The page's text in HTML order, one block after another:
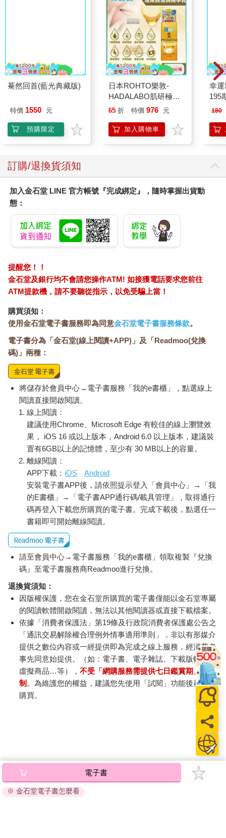
驀然回首(藍光典藏版)
特價 1550 元
預購限定
日本ROHTO樂敦-
HADALABO肌研極潤
金緻7重玻尿酸高效保
140ml/金瓶(Premium
臉部肌膚護理乳霜,素
65 折 特價 976 元
加入購物車
180
訂購/退換貨須知
加入金石堂 LINE 官方帳號『完成綁定』，隨時掌握出貨動
態：
提醒您！！
金石堂及銀行均不會請您操作ATM! 如接獲電話要求您前往
ATM提款機，請不要聽從指示，以免受騙上當！
購買須知：
使用金石堂電子書服務即為同意金石堂電子書服務條款。
電子書分為「金石堂(線上閱讀+APP)」及「Readmoo(兌換
碼)」兩種：
將儲存於會員中心→電子書服務「我的e書櫃」，點選線上
閱讀直接開啟閱讀。
線上閱讀：
建議使用Chrome、Microsoft Edge 有較佳的線上瀏覽效
果， iOS 16 或以上版本，Android 6.0 以上版本，建議裝
置有6GB以上的記憶體，至少有 30 MB以上的容量。
離線閱讀：
APP下載： iOS
Android
安裝電子書APP後，請依照提示登入「會員中心」→「我
的E書櫃」→「電子書APP通行碼/載具管理」，取得通行
碼再登入下載您所購買的電子書。完成下載後，點選任一
書籍即可開始離線閱讀。
請至會員中心→電子書服務「我的e書櫃」領取複製『兌換
碼』至電子書服務商Readmoo進行兌換。
退換貨須知：
因版權保護，您在金石堂所購買的電子書僅能以金石堂專屬
的閱讀軟體開啟閱讀，無法以其他閱讀器或直接下載檔案。
依據「消費者保護法」第19條及行政院消費者保護處公告之
「通訊交易解除權合理例外情事適用準則」，非以有形媒介
提供之數位內容或一經提供即為完成之線上服務，經消費者
事先同意始提供。（如：電子書、電子雜誌、下載版軟體、
虛擬商品…等），不受「網購服務需提供七日鑑賞期」的限
制 。為維護您的權益，建議您先使用「試閱」功能後再付款
購買。
電子書
※ 金石堂電子書怎麼看